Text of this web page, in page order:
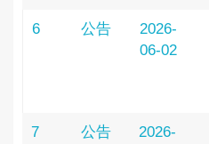
6 公告
2026-
06-02
7 公告
2026-